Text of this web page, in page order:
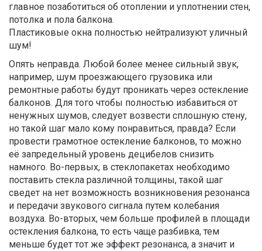
главное позаботиться об отоплении и уплотнении стен,
потолка и пола балкона.
Пластиковые окна полностью нейтрализуют уличный
шум!
Опять неправда. Любой более менее сильный звук,
например, шум проезжающего грузовика или
ремонтные работы будут проникать через остекление
балконов. Для того чтобы полностью избавиться от
ненужных шумов, следует возвести сплошную стену,
но такой шаг мало кому понравиться, правда? Если
провести грамотное остекление балконов, то можно
её запредельный уровень децибелов снизить
намного. Во-первых, в стеклопакетах необходимо
поставить стекла различной толщины, такой шаг
сведет на нет возможность возникновения резонанса
и передачи звукового сигнала путем колебания
воздуха. Во-вторых, чем больше профилей в площади
остекления балкона, то есть чаще разбивка, тем
меньше будет тот же эффект резонанса, а значит и